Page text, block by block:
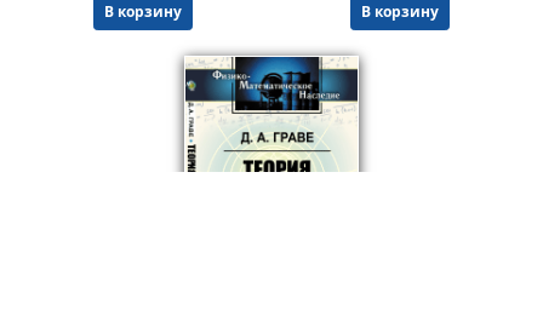
В корзину В корзину